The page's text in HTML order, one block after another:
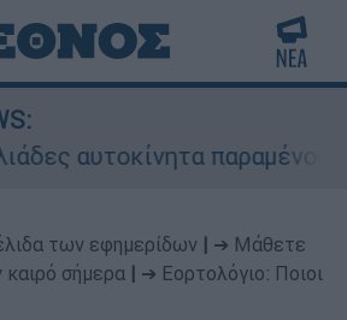
αυτοκίνητα παραμένουν
των εφημερίδων
➔ Μάθετε
καιρό σήμερα
➔ Εορτολόγιο: Ποιοι